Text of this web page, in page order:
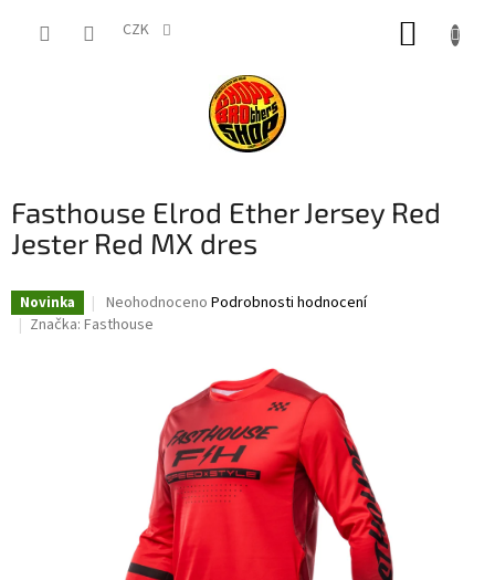
CZK
Fasthouse Elrod Ether Jersey Red
Jester Red MX dres
Novinka
Průměrné
hodnocení
hvězdiček.
Neohodnoceno Podrobnosti hodnocení
Značka: Fasthouse